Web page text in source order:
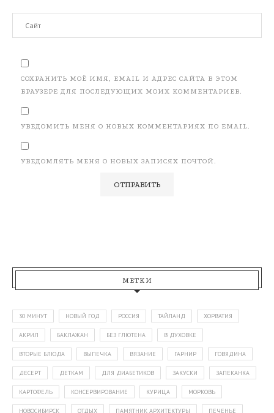
СОХРАНИТЬ МОЁ ИМЯ, EMAIL И АДРЕС САЙТА В ЭТОМ
БРАУЗЕРЕ ДЛЯ ПОСЛЕДУЮЩИХ МОИХ КОММЕНТАРИЕВ.
УВЕДОМИТЬ МЕНЯ О НОВЫХ КОММЕНТАРИЯХ ПО EMAIL.
УВЕДОМЛЯТЬ МЕНЯ О НОВЫХ ЗАПИСЯХ ПОЧТОЙ.
МЕТКИ
30 МИНУТ НОВЫЙ ГОД РОССИЯ ТАЙЛАНД ХОРВАТИЯ
АКРИЛ БАКЛАЖАН БЕЗ ГЛЮТЕНА В ДУХОВКЕ
ВТОРЫЕ БЛЮДА ВЫПЕЧКА ВЯЗАНИЕ ГАРНИР ГОВЯДИНА
ДЕСЕРТ ДЕТКАМ ДЛЯ ДИАБЕТИКОВ ЗАКУСКИ ЗАПЕКАНКА
КАРТОФЕЛЬ КОНСЕРВИРОВАНИЕ КУРИЦА МОРКОВЬ
НОВОСИБИРСК ОТДЫХ ПАМЯТНИК АРХИТЕКТУРЫ ПЕЧЕНЬЕ